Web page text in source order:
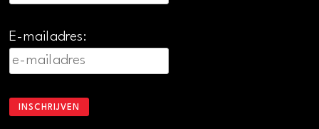
E-mailadres: